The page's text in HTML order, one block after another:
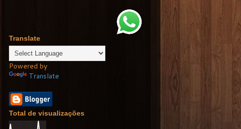
Translate
Powered by
Translate
Total de visualizações